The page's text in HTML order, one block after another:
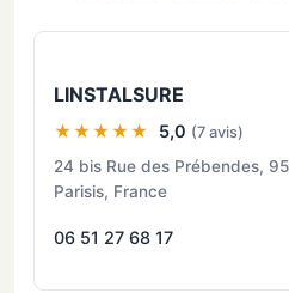
LINSTALSURE
★★★★★ 5,0 (7 avis)
24 bis Rue des Prébendes,
Parisis, France
06 51 27 68 17